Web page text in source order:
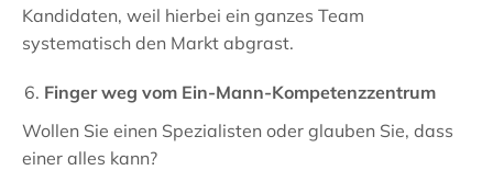
Kandidaten, weil hierbei ein ganzes Team
systematisch den Markt abgrast.
Finger weg vom Ein-Mann-Kompetenzzentrum
Wollen Sie einen Spezialisten oder glauben Sie, dass
einer alles kann?